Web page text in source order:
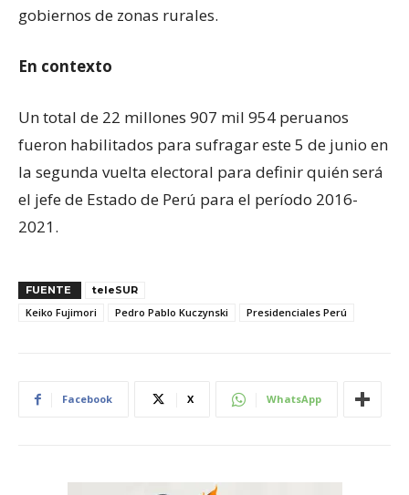
gobiernos de zonas rurales.
En contexto
Un total de 22 millones 907 mil 954 peruanos
fueron habilitados para sufragar este 5 de junio en
la segunda vuelta electoral para definir quién será
el jefe de Estado de Perú para el período 2016-
2021.
FUENTE teleSUR
Keiko Fujimori Pedro Pablo Kuczynski Presidenciales Perú
Facebook X WhatsApp